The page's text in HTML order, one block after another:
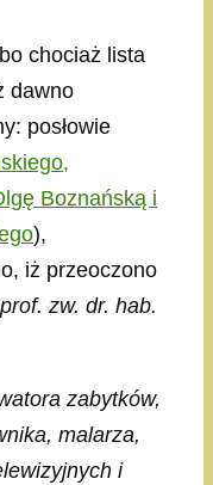
chociaż lista
dawno
posłowie
Boznańską i
),
iż przeoczono
zw. dr. hab.
zabytków,
malarza,
i